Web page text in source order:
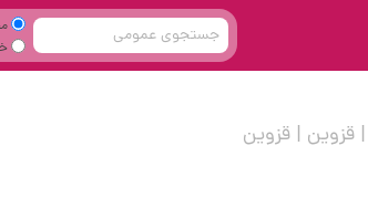
قزوین | قزوین